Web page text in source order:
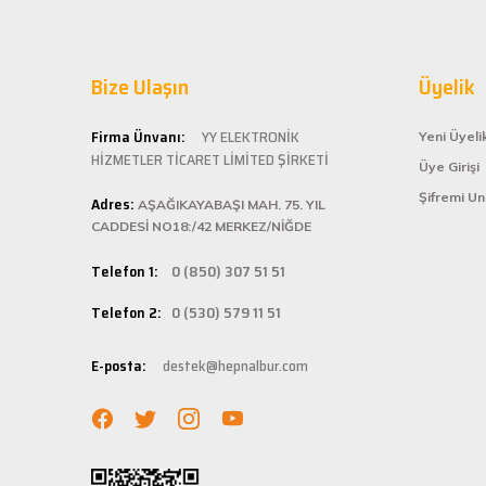
alışveriş
ömürlü
Kolay
istediğiniz
bilgilere
Hızlı
adresinize
Bize Ulaşın
Firma Ünvanı:
YY ELEKTRONİK
HİZMETLER TİCARET LİMİTED ŞİRKETİ
Adres: AŞAĞIKAYABAŞI MAH. 75. YIL
CADDESİ NO18:/42 MERKEZ/NİĞDE
Telefon 1: 0 (850) 307 51 51
Telefon 2: 0 (530) 579 11 51
E-posta: destek@hepnalbur.com
Üyelik
Yeni
Üye Girişi
Şifremi